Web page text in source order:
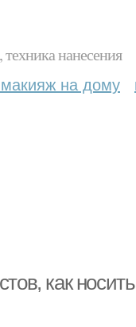
нанесения
на дому
как